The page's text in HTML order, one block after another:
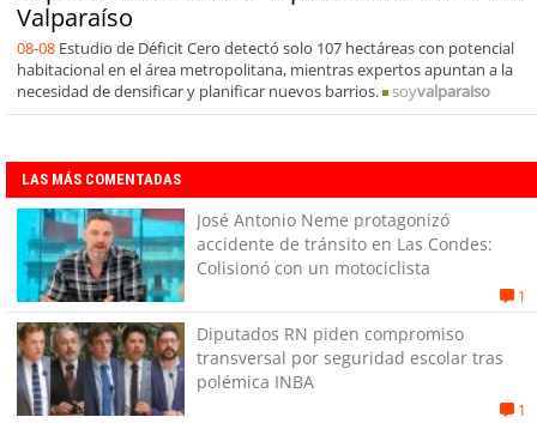
Valparaíso
08-08 Estudio de Déficit Cero detectó solo 107 hectáreas con potencial
habitacional en el área metropolitana, mientras expertos apuntan a la
necesidad de densificar y planificar nuevos barrios.
soyvalparaiso
LAS MÁS COMENTADAS
José Antonio Neme protagonizó
accidente de tránsito en Las Condes:
Colisionó con un motociclista
1
Diputados RN piden compromiso
transversal por seguridad escolar tras
polémica INBA
1